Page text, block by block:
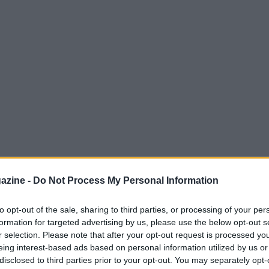
- Do Not Process My Personal Information
opt-out of the sale, sharing to third parties, or processing of your
for targeted advertising by us, please use the below opt-out
selection. Please note that after your opt-out request is processed
interest-based ads based on personal information utilized by us
to third parties prior to your opt-out. You may separately
Dopo l’incontro tenutosi al
la nuova società ha iniziato a
dallaSerie B Nazionalela terza
senza sosta per completare tutti i
sportivo di Nocera.